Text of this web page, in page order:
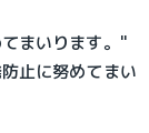
まいります。"
止に努めてまい